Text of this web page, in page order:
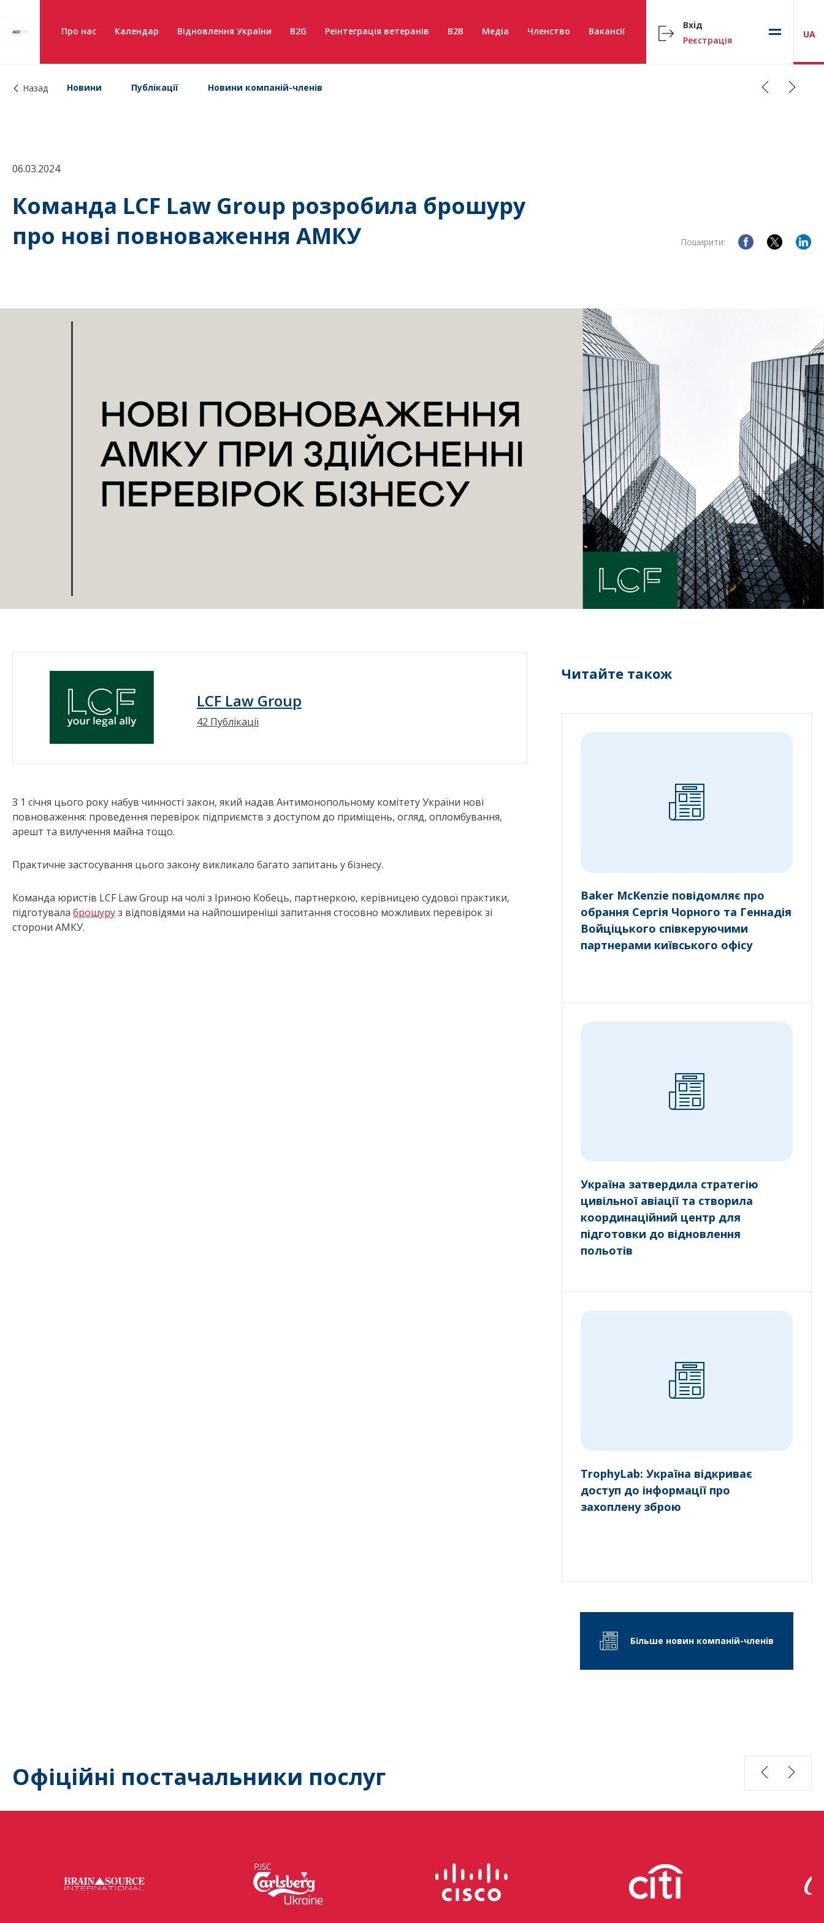
Про нас Календар Відновлення України B2G Реінтеграція ветеранів B2B Медіа Членство Вакансії
Вхід
Реєстрація
UA
Назад Новини Публікації Новини компаній-членів
06.03.2024
Команда LCF Law Group розробила брошуру
про нові повноваження АМКУ
Поширити:
LCF Law Group
42 Публікації
З 1 січня цього року набув чинності закон, який надав Антимонопольному комітету України нові
повноваження: проведення перевірок підприємств з доступом до приміщень, огляд, опломбування,
арешт та вилучення майна тощо.
Практичне застосування цього закону викликало багато запитань у бізнесу.
Команда юристів LCF Law Group на чолі з Іриною Кобець, партнеркою, керівницею судової практики,
підготувала брошуруз відповідями на найпоширеніші запитання стосовно можливих перевірок зі
сторони АМКУ.
Читайте також
Baker McKenzie повідомляє про
обрання Сергія Чорного та Геннадія
Войціцького співкеруючими
партнерами київського офісу
Україна затвердила стратегію
цивільної авіації та створила
координаційний центр для
підготовки до відновлення
польотів
TrophyLab: Україна відкриває
доступ до інформації про
захоплену зброю
Більше новин компаній-членів
Офіційні постачальники послуг